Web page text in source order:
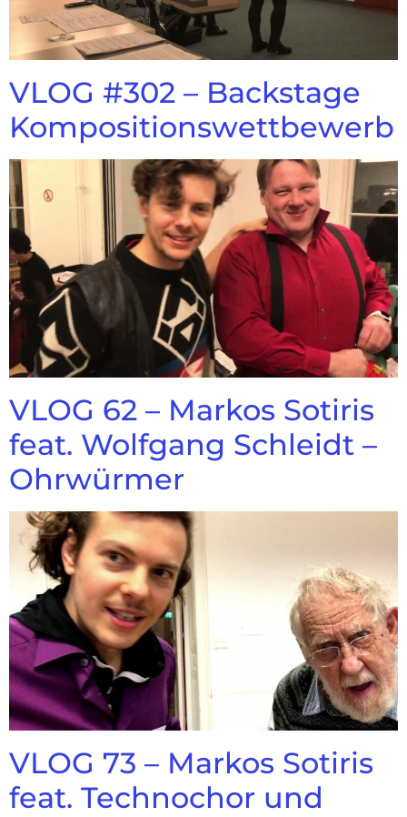
VLOG #302 – Backstage
Kompositionswettbewerb
VLOG 62 – Markos Sotiris
feat. Wolfgang Schleidt –
Ohrwürmer
VLOG 73 – Markos Sotiris
feat. Technochor und